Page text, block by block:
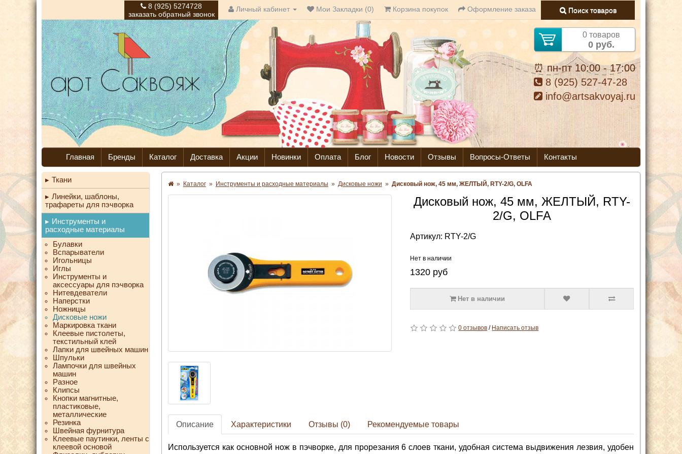
8 (925) 5274728
заказать обратный звонок
Личный кабинет Мои Закладки (0) Корзина покупок Оформление заказа Поиск товаров
0 товаров
0 руб.
⏰ пн-пт 10:00 - 17:00
8 (925) 527-47-28
info@artsakvoyaj.ru
Главная Бренды Каталог Доставка Акции Новинки Оплата Блог Новости Отзывы Вопросы-Ответы Контакты
Ткани
Линейки, шаблоны,
трафареты для пэчворка
Инструменты и
расходные материалы
Булавки
Вспарыватели
Игольницы
Иглы
Инструменты и
аксессуары для пэчворка
Нитевдеватели
Наперстки
Ножницы
Дисковые ножи
Маркировка ткани
Клеевые пистолеты,
текстильный клей
Лапки для швейных машин
Шпульки
Лампочки для швейных
машин
Разное
Клипсы
Кнопки магнитные,
пластиковые,
металлические
Резинка
Швейная фурнитура
Клеевые паутинки, ленты с
клеевой основой
» Каталог » Инструменты и расходные материалы » Дисковые ножи » Дисковый нож, 45 мм, ЖЕЛТЫЙ, RTY-2/G, OLFA
Дисковый нож, 45 мм, ЖЕЛТЫЙ, RTY-
2/G, OLFA
Артикул: RTY-2/G
Нет в наличии
1320 руб
Нет в наличии
0 отзывов / Написать отзыв
Описание Характеристики Отзывы (0) Рекомендуемые товары
Используется как основной нож в пэчворке, для прорезания 6 слоев ткани, удобная система выдвижения лезвия, удобен